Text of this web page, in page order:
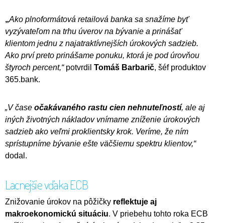
„Ako plnoformátová retailová banka sa snažíme byť
vyzývateľom na trhu úverov na bývanie a prinášať
klientom jednu z najatraktívnejších úrokových sadzieb.
Ako prví preto prinášame ponuku, ktorá je pod úrovňou
štyroch percent,“ potvrdil Tomáš Barbarič, šéf produktov
365.bank.
„V čase očakávaného rastu cien nehnuteľností, ale aj
iných životných nákladov vnímame zníženie úrokových
sadzieb ako veľmi proklientsky krok. Veríme, že ním
sprístupníme bývanie ešte väčšiemu spektru klientov,“
dodal.
Lacnejšie vďaka ECB
Znižovanie úrokov na pôžičky reflektuje aj
makroekonomickú situáciu. V priebehu tohto roka ECB